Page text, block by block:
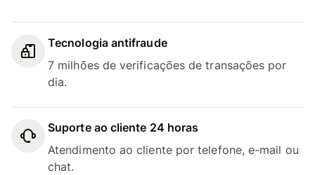
Tecnologia antifraude
7 milhões de verificações de transações por
dia.
Suporte ao cliente 24 horas
Atendimento ao cliente por telefone, e-mail ou
chat.